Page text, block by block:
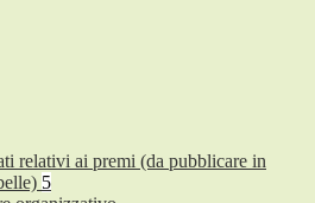
relativi ai premi (da pubblicare in
5